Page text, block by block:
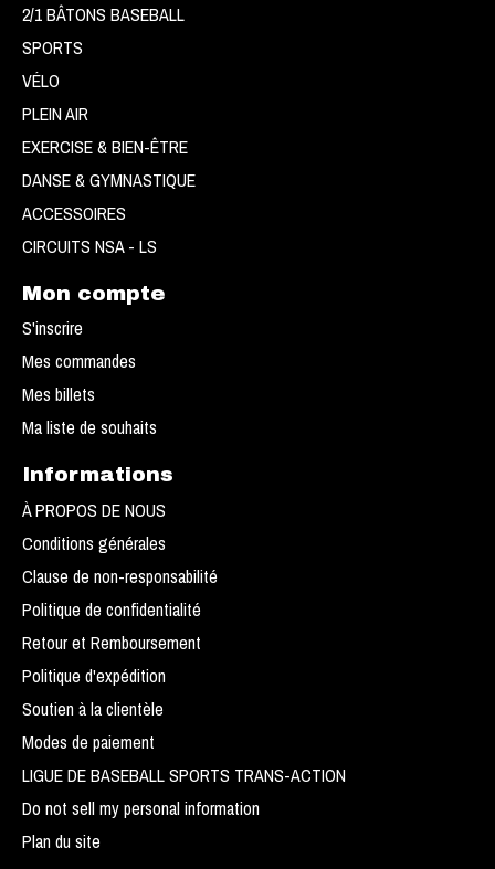
2/1 BÂTONS BASEBALL
SPORTS
VÉLO
PLEIN AIR
EXERCISE & BIEN-ÊTRE
DANSE & GYMNASTIQUE
ACCESSOIRES
CIRCUITS NSA - LS
Mon compte
S'inscrire
Mes commandes
Mes billets
Ma liste de souhaits
Informations
À PROPOS DE NOUS
Conditions générales
Clause de non-responsabilité
Politique de confidentialité
Retour et Remboursement
Politique d'expédition
Soutien à la clientèle
Modes de paiement
LIGUE DE BASEBALL SPORTS TRANS-ACTION
Do not sell my personal information
Plan du site